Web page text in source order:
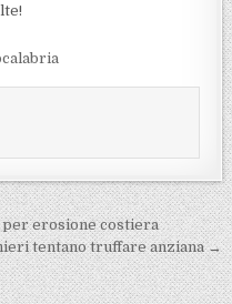
erosione costiera
tentano truffare anziana →